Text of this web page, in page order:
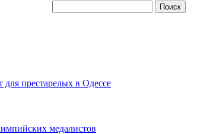
для престарелых в Одессе
медалистов